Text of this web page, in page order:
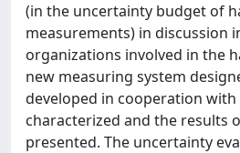
(in the uncertainty budget of
measurements) in discussion
organizations involved in the
new measuring system
developed in cooperation with
characterized and the results
presented. The uncertainty